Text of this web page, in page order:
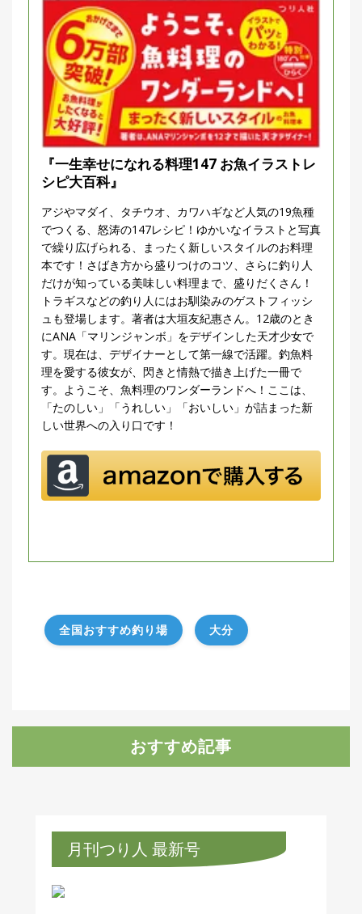
『一生幸せになれる料理147 お魚イラストレ
シピ大百科』
アジやマダイ、タチウオ、カワハギなど人気の19魚種
でつくる、怒涛の147レシピ！ゆかいなイラストと写真
で繰り広げられる、まったく新しいスタイルのお料理
本です！さばき方から盛りつけのコツ、さらに釣り人
だけが知っている美味しい料理まで、盛りだくさん！
トラギスなどの釣り人にはお馴染みのゲストフィッシ
ュも登場します。著者は大垣友紀惠さん。12歳のとき
にANA「マリンジャンボ」をデザインした天才少女で
す。現在は、デザイナーとして第一線で活躍。釣魚料
理を愛する彼女が、閃きと情熱で描き上げた一冊で
す。ようこそ、魚料理のワンダーランドへ！ここは、
「たのしい」「うれしい」「おいしい」が詰まった新
しい世界への入り口です！
全国おすすめ釣り場 大分
おすすめ記事
月刊つり人 最新号